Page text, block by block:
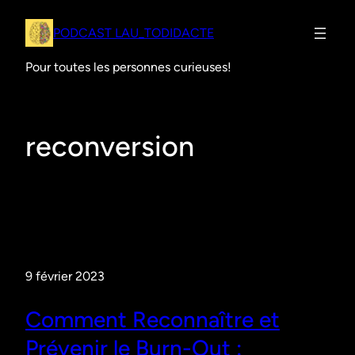
PODCAST LAU_TODIDACTE
Pour toutes les personnes curieuses!
reconversion
9 février 2023
Comment Reconnaître et
Prévenir le Burn-Out :